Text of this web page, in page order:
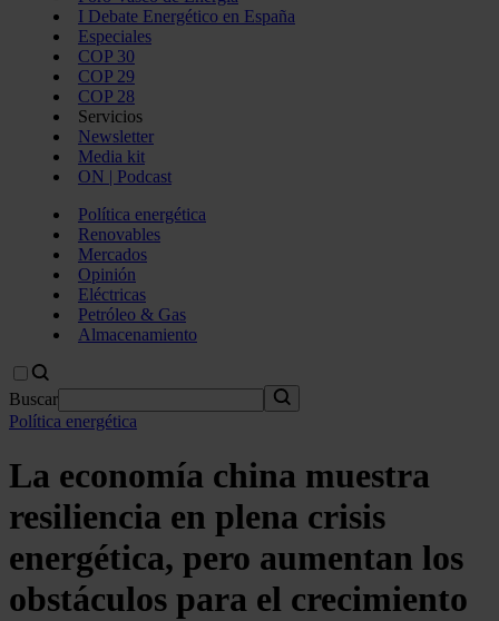
I Debate Energético en España
Especiales
COP 30
COP 29
COP 28
Servicios
Newsletter
Media kit
ON | Podcast
Política energética
Renovables
Mercados
Opinión
Eléctricas
Petróleo & Gas
Almacenamiento
Buscar
Política energética
La economía china muestra
resiliencia en plena crisis
energética, pero aumentan los
obstáculos para el crecimiento